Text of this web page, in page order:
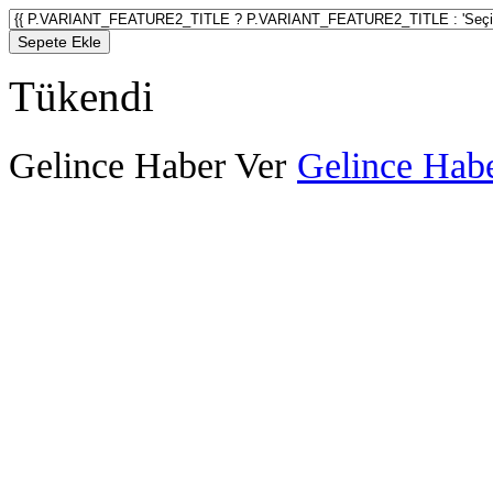
Sepete Ekle
Tükendi
Gelince Haber Ver Gelince